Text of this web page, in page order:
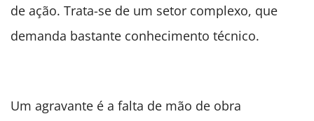
de ação. Trata-se de um setor complexo, que
demanda bastante conhecimento técnico.
Um agravante é a falta de mão de obra